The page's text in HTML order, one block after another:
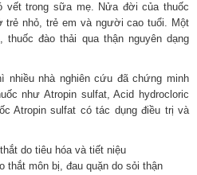
vết trong sữa mẹ. Nửa đời của thuốc
nhỏ, trẻ em và người cao tuổi. Một
thuốc đào thải qua thận nguyên dạng
nhà nghiên cứu đã chứng minh
như Atropin sulfat, Acid hydrocloric
Atropin sulfat có tác dụng điều trị và
do tiêu hóa và tiết niệu
thắt môn bị, đau quặn do sỏi thận